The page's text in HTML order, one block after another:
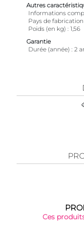
Autres
Informations
Pays de fabrication
Poids (en kg)
1,56
Garantie
Durée (année)
2
Ces